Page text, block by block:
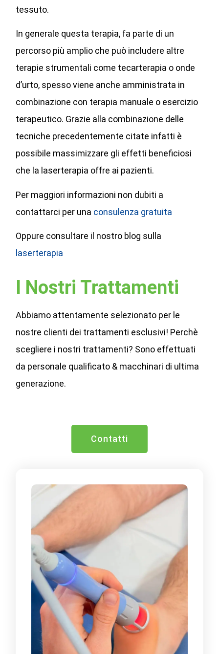
tessuto.
In generale questa terapia, fa parte di un
percorso più amplio che può includere altre
terapie strumentali come tecarterapia o onde
d’urto, spesso viene anche amministrata in
combinazione con terapia manuale o esercizio
terapeutico. Grazie alla combinazione delle
tecniche precedentemente citate infatti è
possibile massimizzare gli effetti beneficiosi
che la laserterapia offre ai pazienti.
Per maggiori informazioni non dubiti a
contattarci per una consulenza gratuita
Oppure consultare il nostro blog sulla
laserterapia
I Nostri Trattamenti
Abbiamo attentamente selezionato per le
nostre clienti dei trattamenti esclusivi! Perchè
scegliere i nostri trattamenti? Sono effettuati
da personale qualificato & macchinari di ultima
generazione.
Contatti